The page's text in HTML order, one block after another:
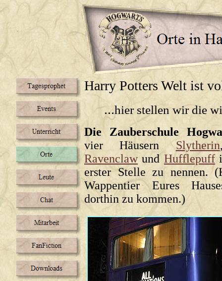
Harry Potters Welt ist
...hier stellen wir die
Die Zauberschule
vier HäusernSlytherin
Ravenclawund Hufflepuff
erster Stelle zu nennen.
Wappentier Eures
dorthin zu kommen.)